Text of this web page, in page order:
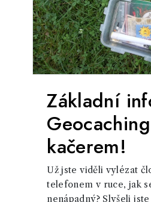
Základní
kačerem!
Už jste viděli vylézat
telefonem v ruce, jak
nenápadný? Slyšeli